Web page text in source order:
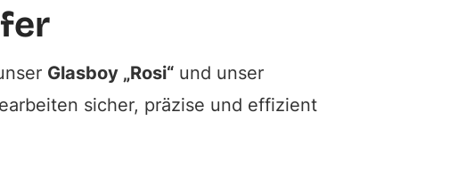
Glasboy „Rosi“ und unser
sicher, präzise und effizient